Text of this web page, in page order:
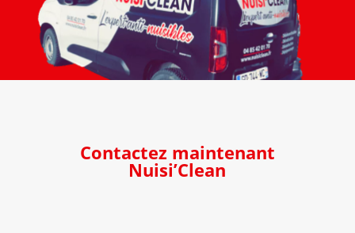
Contactez maintenant
Nuisi’Clean